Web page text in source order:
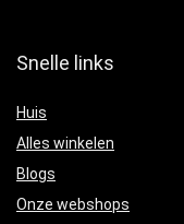
Snelle links
Huis
Alles winkelen
Blogs
Onze webshops